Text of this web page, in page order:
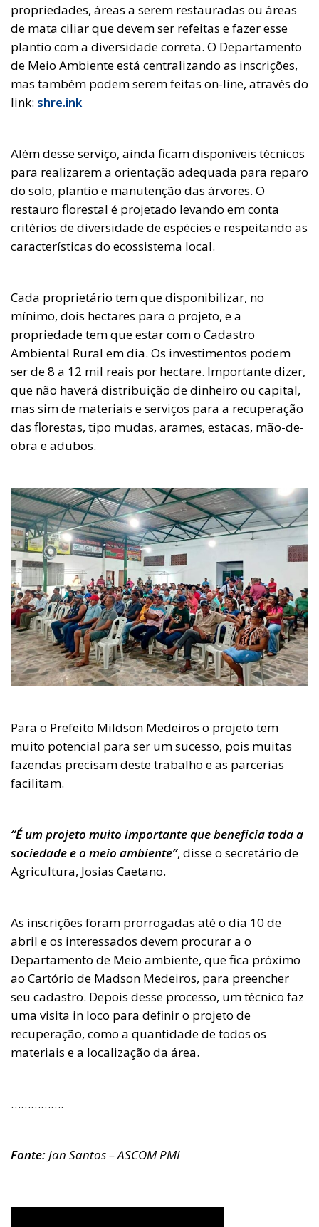
propriedades, áreas a serem restauradas ou áreas
de mata ciliar que devem ser refeitas e fazer esse
plantio com a diversidade correta. O Departamento
de Meio Ambiente está centralizando as inscrições,
mas também podem serem feitas on-line, através do
link: shre.ink
Além desse serviço, ainda ficam disponíveis técnicos
para realizarem a orientação adequada para reparo
do solo, plantio e manutenção das árvores. O
restauro florestal é projetado levando em conta
critérios de diversidade de espécies e respeitando as
características do ecossistema local.
Cada proprietário tem que disponibilizar, no
mínimo, dois hectares para o projeto, e a
propriedade tem que estar com o Cadastro
Ambiental Rural em dia. Os investimentos podem
ser de 8 a 12 mil reais por hectare. Importante dizer,
que não haverá distribuição de dinheiro ou capital,
mas sim de materiais e serviços para a recuperação
das florestas, tipo mudas, arames, estacas, mão-de-
obra e adubos.
Para o Prefeito Mildson Medeiros o projeto tem
muito potencial para ser um sucesso, pois muitas
fazendas precisam deste trabalho e as parcerias
facilitam.
“É um projeto muito importante que beneficia toda a
sociedade e o meio ambiente”, disse o secretário de
Agricultura, Josias Caetano.
As inscrições foram prorrogadas até o dia 10 de
abril e os interessados devem procurar a o
Departamento de Meio ambiente, que fica próximo
ao Cartório de Madson Medeiros, para preencher
seu cadastro. Depois desse processo, um técnico faz
uma visita in loco para definir o projeto de
recuperação, como a quantidade de todos os
materiais e a localização da área.
…………….
Fonte:Jan Santos – ASCOM PMI